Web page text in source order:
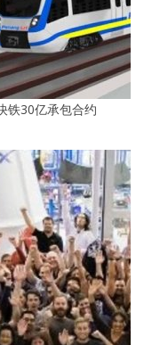
铁30亿承包合约